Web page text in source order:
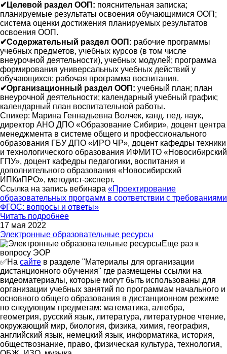
✔Целевой раздел ООП: пояснительная записка;
планируемые результаты освоения обучающимися ООП;
система оценки достижения планируемых результатов
освоения ООП.
✔Содержательный раздел ООП: рабочие программы
учебных предметов, учебных курсов (в том числе
внеурочной деятельности), учебных модулей; программа
формирования универсальных учебных действий у
обучающихся; рабочая программа воспитания.
✔Организационный раздел ООП: учебный план; план
внеурочной деятельности; календарный учебный график;
календарный план воспитательной работы.
Спикер: Марина Геннадьевна Волчек, канд. пед. наук,
директор АНО ДПО «Образование Сибири», доцент центра
менеджмента в системе общего и профессионального
образования ГБУ ДПО «ИРО ЧР», доцент кафедры техники
и технологического образования ИФМИТО «Новосибирский
ГПУ», доцент кафедры педагогики, воспитания и
дополнительного образования «Новосибирский
ИПКиПРО», методист-эксперт.
Ссылка на запись вебинара «Проектирование
образовательных программ в соответствии с требованиями
ФГОС: вопросы и ответы»
Читать подробнее
17 мая 2022
Электронные образовательные ресурсы
Еще раз к
вопросу ЭОР
✅На сайте в разделе "Материалы для организации
дистанционного обучения" где размещены ссылки на
видеоматериалы, которые могут быть использованы для
организации учебных занятий по программам начального и
основного общего образования в дистанционном режиме
по следующим предметам: математика, алгебра,
геометрия, русский язык, литература, литературное чтение,
окружающий мир, биология, физика, химия, география,
английский язык, немецкий язык, информатика, история,
обществознание, право, физическая культура, технология,